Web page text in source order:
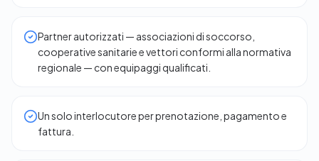
Partner autorizzati — associazioni di soccorso,
cooperative sanitarie e vettori conformi alla normativa
regionale — con equipaggi qualificati.
Un solo interlocutore per prenotazione, pagamento e
fattura.